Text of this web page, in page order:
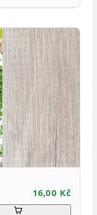
16,00 Kč